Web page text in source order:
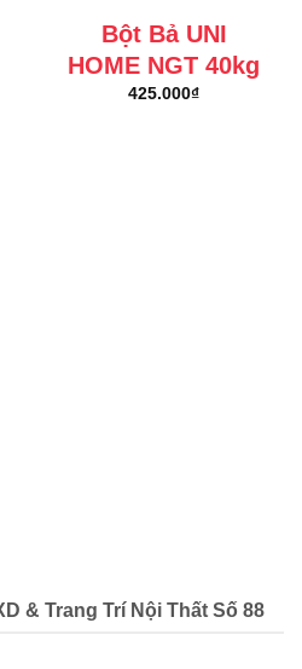
Bột Bả UNI
HOME NGT 40kg
425.000₫
& Trang Trí Nội Thất Số 88